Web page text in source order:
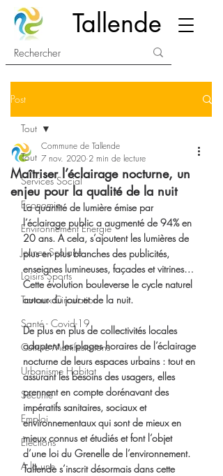
Tallende
Post
Tout
Services Social
Economie
Environnement Energie
Jeunes Scolaire
Loisirs Sports
Travaux Circulation
Santé - Covid-19
Culture Manifestations
Urbanisme Habitat
Sécurité
Emploi
Élections
A la une
Tout
Maîtriser l’éclairage nocturne, un
enjeu pour la qualité de la nuit
Commune de Tallende
7 nov. 2020 2 min de lecture
La quantité de lumière émise par
l’éclairage public a augmenté de 94% en
20 ans. A cela, s’ajoutent les lumières de
plus en plus blanches des publicités,
enseignes lumineuses, façades et vitrines…
Cette évolution bouleverse le cycle naturel
autour du jour et de la nuit.
De plus en plus de collectivités locales
adaptent les plages horaires de l’éclairage
nocturne de leurs espaces urbains : tout en
assurant les besoins des usagers, elles
prennent en compte dorénavant des
impératifs sanitaires, sociaux et
environnementaux qui sont de mieux en
mieux connus et étudiés et font l’objet
d’une loi du Grenelle de l’environnement.
Tallende s’inscrit désormais dans cette